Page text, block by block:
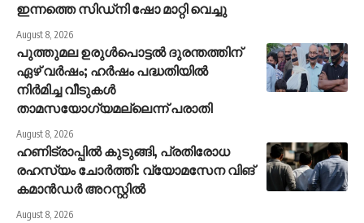
ഇന്നത്തെ സിഡ്നി ഷോ മാറ്റി വെച്ചു
August 8, 2026
പുത്തുമല ഉരുള്‍പൊട്ടല്‍ ദുരന്തത്തിന്
ഏഴ് വര്‍ഷം; ഹര്‍ഷം പദ്ധതിയില്‍
നിര്‍മിച്ച വീടുകള്‍
താമസയോഗ്യമല്ലെന്ന് പരാതി
August 8, 2026
ഹണിട്രാപ്പിൽ കുടുങ്ങി, പ്രതിരോധ
രഹസ്യം ചോർത്തി: വ്യോമസേന വിങ്
കമാൻഡർ അറസ്റ്റിൽ
August 8, 2026